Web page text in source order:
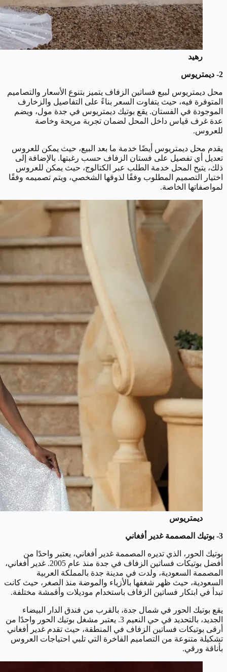
رهيد
2- ديمتريوس
محل ديمتريوس لبيع فساتين الزفاف يتميز بتنوع الأسعار والتصاميم
المتوفرة فيه، حيث يتفاوت السعر بناءً على التفاصيل والزخارف
الموجودة في الفستان. يقع بوتيك ديمتريوس في جدة مول، ويضم
عدة غرف قياس داخل المحل لضمان تجربة مريحة وخاصة
للعروس.
يقدم محل ديمتريوس أيضًا خدمة ما بعد البيع، حيث يمكن للعروس
تعديل أي تفصيل على فستان الزفاف حسب رغبتها. بالإضافة إلى
ذلك، يتيح المحل خدمة الطلب عبر الكتالوج، حيث يمكن للعروس
اختيار التصميم المطلوب وفقًا لذوقها الشخصي، ويتم تصميمه وفقًا
لمواصفاتها الخاصة.
ديمتريوس
3- بوتيك المصممة غدير أفغاني
بوتيك الحور، الذي تديره المصممة غدير أفغاني، يعتبر واحدًا من
أفضل بوتيكات فساتين الزفاف في جدة منذ عام 2005. غدير أفغاني،
المصممة السعودية، ولدت في مدينة جدة بالمملكة العربية
السعودية، حيث ظهر شغفها بالأزياء والموضة منذ الصغر، حيث كانت
تبدأ في ابتكار فساتين الزفاف باستخدام موديلات وأقمشة مختلفة.
يقع بوتيك الحور في شمال جدة، بالقرب من فندق الدار البيضاء
الجديد، بالتحديد في حي النعيم 3. يعتبر مشغل بوتيك الحور واحدًا من
أرقى بوتيكات فساتين الزفاف في المنطقة، حيث تقدم غدير أفغاني
تشكيلة متنوعة من التصاميم الفاخرة التي تلبي احتياجات العروس
بأناقة ورقي.